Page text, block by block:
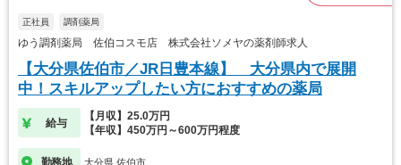
正社員 調剤薬局
ゆう調剤薬局 佐伯コスモ店 株式会社ソメヤの薬剤師求人
【大分県佐伯市／JR日豊本線】 大分県内で展開
中！スキルアップしたい方におすすめの薬局
給与
【月収】25.0万円
【年収】450万円～600万円程度
勤務地 大分県 佐伯市